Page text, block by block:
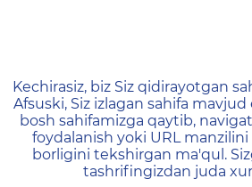
404 —
Kechirasiz, biz Siz qidirayotgan
Afsuski, Siz izlagan sahifa mavjud
bosh sahifamizga qaytib,
foydalanish yoki URL
borligini tekshirgan ma'qul.
tashrifingizdan juda